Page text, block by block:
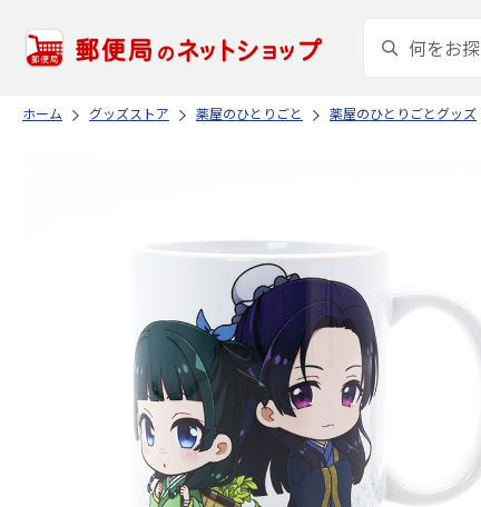
ホーム グッズストア 薬屋のひとりごと 薬屋のひとりごとグッズ